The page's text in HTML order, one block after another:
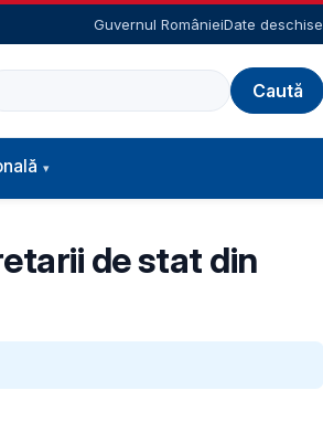
Guvernul RomânieiDate deschise
de stat din